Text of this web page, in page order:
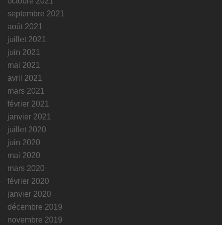
septembre 2021
août 2021
juillet 2021
juin 2021
mai 2021
avril 2021
mars 2021
février 2021
janvier 2021
juillet 2020
juin 2020
mai 2020
mars 2020
février 2020
janvier 2020
décembre 2019
novembre 2019